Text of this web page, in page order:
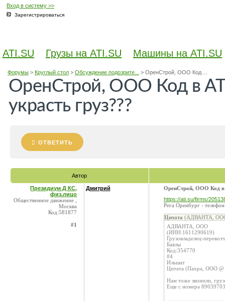
Вход в систему >>
Зарегистрироваться
ATI.SU Грузы на ATI.SU Машины на ATI.SU
Форумы> Круглый стол> Обсуждение подозрите... > ОренСтрой, ООО Код ...
ОренСтрой, ООО Код в
украсть груз???
ОТВЕТИТЬ
Автор
Президиум Д КС,
физ.лицо
Общественное движение ,
Москва
Код:581877
#1
Дмитрий
ОренСтрой, ООО Код в
https://ati.su/firms/
Рега Оренбург -
Цитата (АДВАНТА, ООО
АДВАНТА, ООО
(ИНН:1611290619)
Грузовладелец-
Бавлы
Код:354770
#4
Ильшат
Цитата (Пахра, ООО
Нам тоже звонили,
Еще с номера